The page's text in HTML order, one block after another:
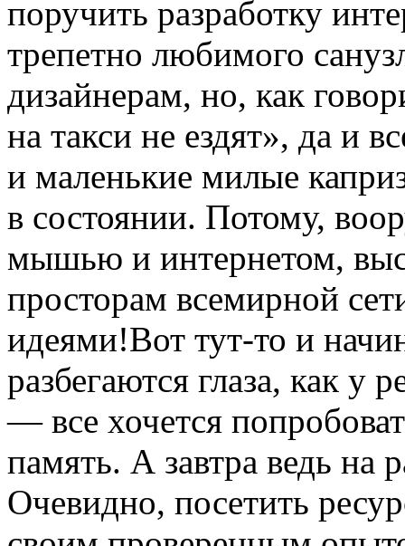
поручить разработку
трепетно любимого
дизайнерам, но, как
на такси не ездят», да и
и маленькие милые
в состоянии. Потому,
мышью и интернетом,
просторам всемирной
идеями!Вот тут-то и
разбегаются глаза, как у
— все хочется
память. А завтра ведь на
Очевидно, посетить